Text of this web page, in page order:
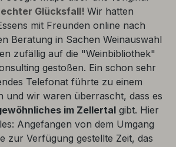
Glücksfall! Wir hatten
mit Freunden online nach
Beratung in Sachen Weinauswahl
zufällig auf die "Weinbibliothek"
gestoßen. Ein schon sehr
Telefonat führte zu einem
und wir waren überrascht, dass es
im Zellertal gibt. Hier
Angefangen von dem Umgang
zur Verfügung gestellte Zeit, das